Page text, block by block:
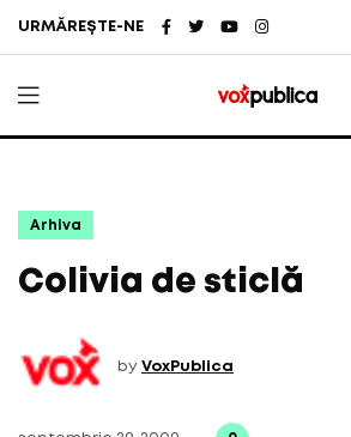
URMĂREȘTE-NE
Arhiva
Colivia de sticlă
by VoxPublica